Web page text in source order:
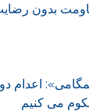
بدون
اعدام
می کنیم